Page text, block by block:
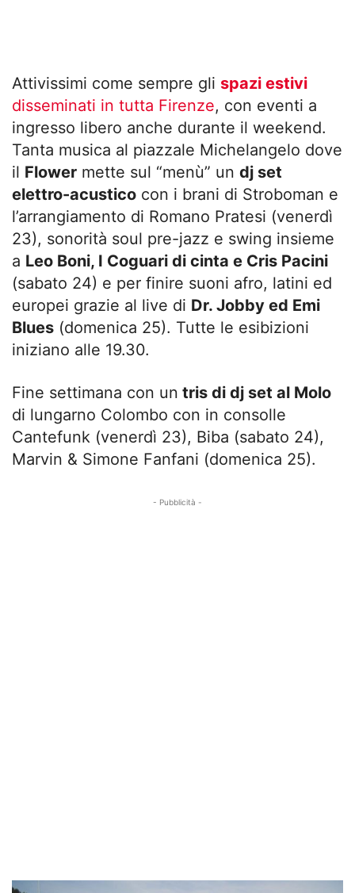
Attivissimi come sempre gli spazi estivi
disseminati in tutta Firenze, con eventi a
ingresso libero anche durante il weekend.
Tanta musica al piazzale Michelangelo dove
il Flower mette sul “menù” un dj set
elettro-acustico con i brani di Stroboman e
l’arrangiamento di Romano Pratesi (venerdì
23), sonorità soul pre-jazz e swing insieme
a Leo Boni, I Coguari di cinta e Cris Pacini
(sabato 24) e per finire suoni afro, latini ed
europei grazie al live di Dr. Jobby ed Emi
Blues (domenica 25). Tutte le esibizioni
iniziano alle 19.30.
Fine settimana con un tris di dj set al Molo
di lungarno Colombo con in consolle
Cantefunk (venerdì 23), Biba (sabato 24),
Marvin & Simone Fanfani (domenica 25).
- Pubblicità -